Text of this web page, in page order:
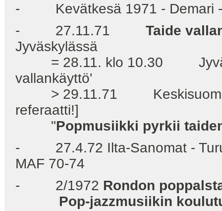
- Kevätkesä 1971 - Demari
- 27.11.71 Taide
Jyväskylässä
= 28.11. klo 10.30
vallankäyttö'
> 29.11.71
referaatti!]
"Popmusiikki pyrkii
- 27.4.72 Ilta-Sanomat -
MAF 70-74
-
2/1972 Rondon
Pop-jazzmusiikin